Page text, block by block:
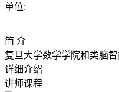
单位:
简 介
复旦大学数学学院和类脑
详细介绍
讲师课程